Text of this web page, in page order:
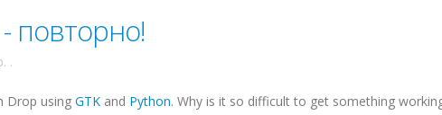
- повторно!
.
Drop using GTK and Python. Why is it so difficult to get something